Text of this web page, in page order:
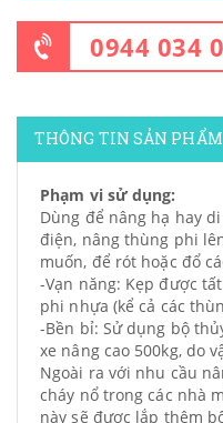
0944 034
THÔNG TIN SẢN PHẨM
Phạm vi sử dụng:
Dùng để nâng hạ hay
điện, nâng thùng phi
muốn, để rót hoặc đổ
-Vạn năng: Kẹp được
phi nhựa (kể cả các
-Bền bỉ: Sử dụng bộ
xe nâng cao 500kg, do
Ngoài ra với nhu cầu
cháy nổ trong các nhà
này sẽ được lắp thêm